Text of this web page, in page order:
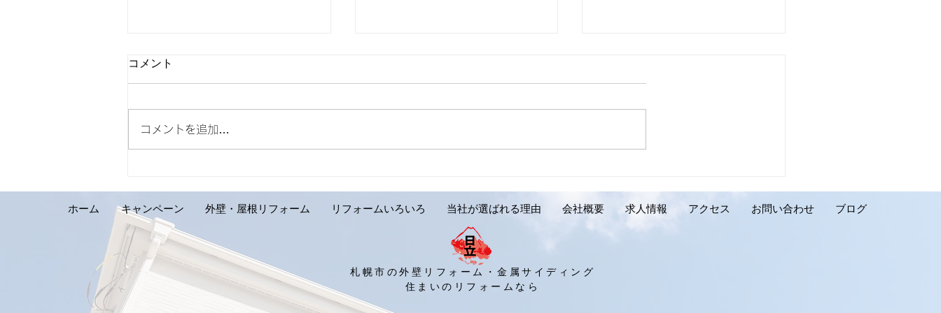
ご紹介です。札幌市手稲区 S
様邸】
ご紹介です。岩見沢市 Y様
邸】
ご紹介です。千歳市 K様邸】
コメント
コメントを追加…
ホーム キャンペーン 外壁・屋根リフォーム リフォームいろいろ 当社が選ばれる理由 会社概要 求人情報 アクセス お問い合わせ ブログ
​住まいのリフォームなら
札幌市の外壁リフォーム・金属サイディング